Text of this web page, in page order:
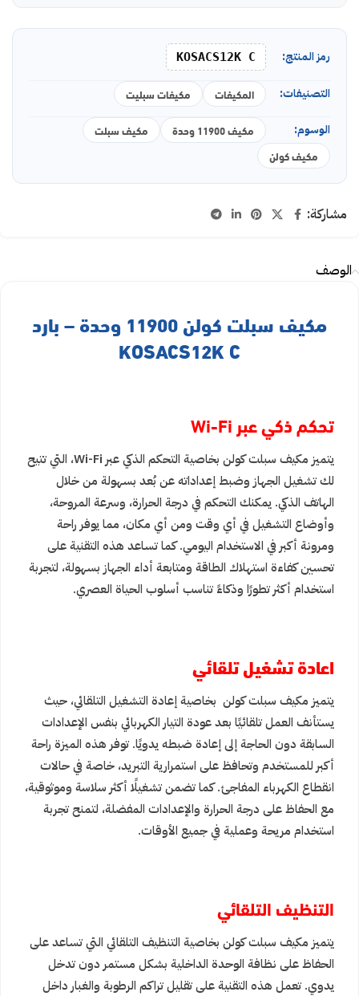
رمز المنتج: KOSACS12K C
التصنيفات: المكيفات مكيفات سبليت
الوسوم: مكيف 11900 وحدة
مكيف سبلت
مكيف كولن
مشاركة:
الوصف
مكيف سبلت كولن 11900 وحدة – بارد
KOSACS12K C
تحكم ذكي عبر Wi-Fi
يتميز مكيف سبلت كولن بخاصية التحكم الذكي عبر Wi-Fi، التي تتيح
لك تشغيل الجهاز وضبط إعداداته عن بُعد بسهولة من خلال
الهاتف الذكي. يمكنك التحكم في درجة الحرارة، وسرعة المروحة،
وأوضاع التشغيل في أي وقت ومن أي مكان، مما يوفر راحة
ومرونة أكبر في الاستخدام اليومي. كما تساعد هذه التقنية على
تحسين كفاءة استهلاك الطاقة ومتابعة أداء الجهاز بسهولة، لتجربة
استخدام أكثر تطورًا وذكاءً تناسب أسلوب الحياة العصري.
اعادة تشغيل تلقائي
يتميز مكيف سبلت كولن بخاصية إعادة التشغيل التلقائي، حيث
يستأنف العمل تلقائيًا بعد عودة التيار الكهربائي بنفس الإعدادات
السابقة دون الحاجة إلى إعادة ضبطه يدويًا. توفر هذه الميزة راحة
أكبر للمستخدم وتحافظ على استمرارية التبريد، خاصة في حالات
انقطاع الكهرباء المفاجئ. كما تضمن تشغيلًا أكثر سلاسة وموثوقية،
مع الحفاظ على درجة الحرارة والإعدادات المفضلة، لتمنح تجربة
استخدام مريحة وعملية في جميع الأوقات.
التنظيف التلقائي
يتميز مكيف سبلت كولن بخاصية التنظيف التلقائي التي تساعد على
الحفاظ على نظافة الوحدة الداخلية بشكل مستمر دون تدخل
يدوي. تعمل هذه التقنية على تقليل تراكم الرطوبة والغبار داخل